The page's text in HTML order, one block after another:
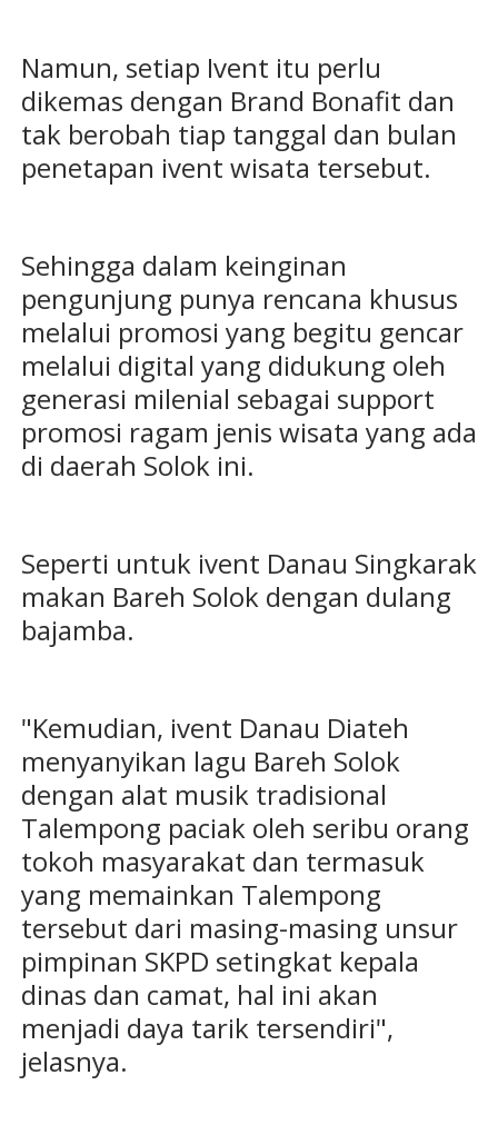
Namun, setiap Ivent itu perlu
dikemas dengan Brand Bonafit dan
tak berobah tiap tanggal dan bulan
penetapan ivent wisata tersebut.
Sehingga dalam keinginan
pengunjung punya rencana khusus
melalui promosi yang begitu gencar
melalui digital yang didukung oleh
generasi milenial sebagai support
promosi ragam jenis wisata yang ada
di daerah Solok ini.
Seperti untuk ivent Danau Singkarak
makan Bareh Solok dengan dulang
bajamba.
"Kemudian, ivent Danau Diateh
menyanyikan lagu Bareh Solok
dengan alat musik tradisional
Talempong paciak oleh seribu orang
tokoh masyarakat dan termasuk
yang memainkan Talempong
tersebut dari masing-masing unsur
pimpinan SKPD setingkat kepala
dinas dan camat, hal ini akan
menjadi daya tarik tersendiri",
jelasnya.